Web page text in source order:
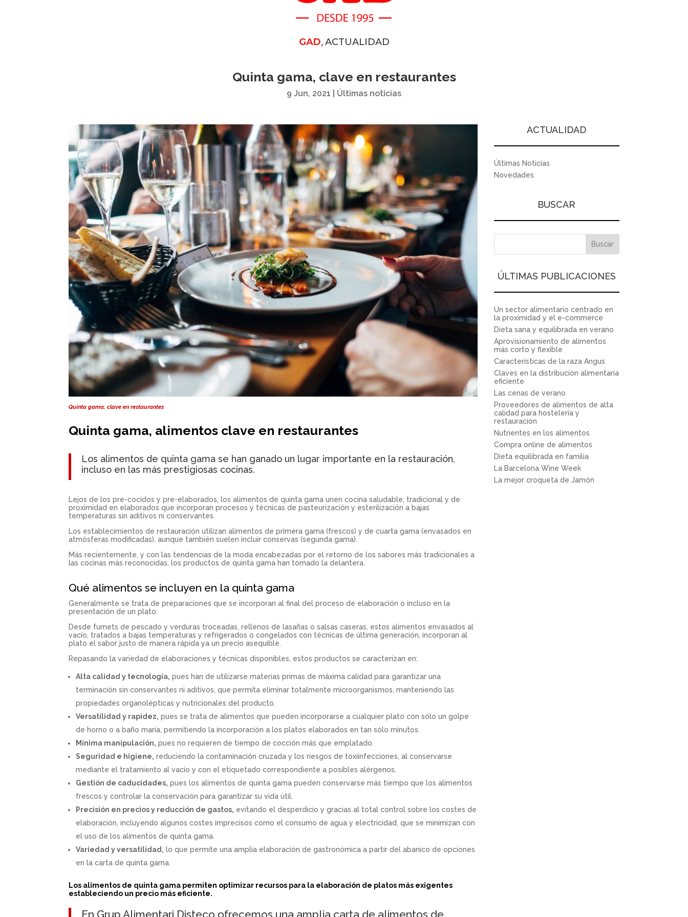
GAD, ACTUALIDAD
Quinta gama, clave en restaurantes
9 Jun, 2021 Últimas noticias
Quinta gama, clave en restaurantes
Quinta gama, alimentos clave en restaurantes
Los alimentos de quinta gama se han ganado un lugar importante en la restauración,
incluso en las más prestigiosas cocinas.
Lejos de los pre-cocidos y pre-elaborados, los alimentos de quinta gama unen cocina saludable, tradicional y de
proximidad en elaborados que incorporan procesos y técnicas de pasteurización y esterilización a bajas
temperaturas sin aditivos ni conservantes.
Los establecimientos de restauración utilizan alimentos de primera gama (frescos) y de cuarta gama (envasados en
atmósferas modificadas), aunque también suelen incluir conservas (segunda gama).
Más recientemente, y con las tendencias de la moda encabezadas por el retorno de los sabores más tradicionales a
las cocinas más reconocidas, los productos de quinta gama han tomado la delantera.
Qué alimentos se incluyen en la quinta gama
Generalmente se trata de preparaciones que se incorporan al final del proceso de elaboración o incluso en la
presentación de un plato.
Desde fumets de pescado y verduras troceadas, rellenos de lasañas o salsas caseras, estos alimentos envasados al
vacío, tratados a bajas temperaturas y refrigerados o congelados con técnicas de última generación, incorporan al
plato el sabor justo de manera rápida ya un precio asequible.
Repasando la variedad de elaboraciones y técnicas disponibles, estos productos se caracterizan en:
Alta calidad y tecnología, pues han de utilizarse materias primas de máxima calidad para garantizar una
terminación sin conservantes ni aditivos, que permita eliminar totalmente microorganismos, manteniendo las
propiedades organolépticas y nutricionales del producto.
Versatilidad y rapidez, pues se trata de alimentos que pueden incorporarse a cualquier plato con sólo un golpe
de horno o a baño maría, permitiendo la incorporación a los platos elaborados en tan sólo minutos.
Mínima manipulación, pues no requieren de tiempo de cocción más que emplatado.
Seguridad e higiene, reduciendo la contaminación cruzada y los riesgos de toxiinfecciones, al conservarse
mediante el tratamiento al vacío y con el etiquetado correspondiente a posibles alérgenos.
Gestión de caducidades, pues los alimentos de quinta gama pueden conservarse más tiempo que los alimentos
frescos y controlar la conservación para garantizar su vida útil.
Precisión en precios y reducción de gastos, evitando el desperdicio y gracias al total control sobre los costes de
elaboración, incluyendo algunos costes imprecisos como el consumo de agua y electricidad, que se minimizan con
el uso de los alimentos de quinta gama.
Variedad y versatilidad, lo que permite una amplia elaboración de gastronómica a partir del abanico de opciones
en la carta de quinta gama.
Los alimentos de quinta gama permiten optimizar recursos para la elaboración de platos más exigentes
estableciendo un precio más eficiente.
En Grup Alimentari Disteco ofrecemos una amplia carta de alimentos de
ACTUALIDAD
Últimas Noticias
Novedades
BUSCAR
ÚLTIMAS PUBLICACIONES
Un sector alimentario centrado en
la proximidad y el e-commerce
Dieta sana y equilibrada en verano
Aprovisionamiento de alimentos
más corto y flexible
Características de la raza Angus
Claves en la distribución alimentaria
eficiente
Las cenas de verano
Proveedores de alimentos de alta
calidad para hostelería y
restauración
Nutrientes en los alimentos
Compra online de alimentos
Dieta equilibrada en familia
La Barcelona Wine Week
La mejor croqueta de Jamón